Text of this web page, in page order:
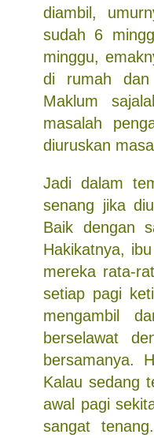
diambil,
sudah 6
minggu,
di rumah dan
Maklum
masalah
diuruskan
Jadi dalam
senang jika
Baik dengan
Hakikatnya,
mereka rata-
setiap pagi
mengambil
berselawat
bersamanya.
Kalau sedang
awal pagi
sangat